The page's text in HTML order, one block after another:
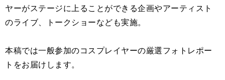
ヤーがステージに上ることができる企画やアーティスト
のライブ、トークショーなども実施。
本稿では一般参加のコスプレイヤーの厳選フォトレポー
トをお届けします。